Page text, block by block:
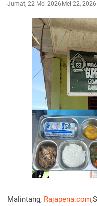
Jumat, 22 Mei 2026 Mei 22, 2026
Malintang, Rajapena.com